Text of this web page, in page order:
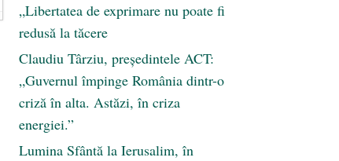
„Libertatea de exprimare nu poate fi
redusă la tăcere
Claudiu Târziu, președintele ACT:
„Guvernul împinge România dintr-o
criză în alta. Astăzi, în criza
energiei.”
Lumina Sfântă la Ierusalim, în